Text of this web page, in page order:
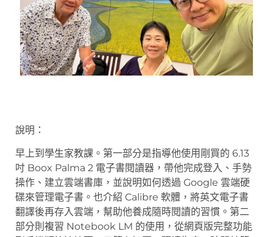
說明：
早上到學生家教課。第一部分是指導他使用剛買的 6.13
吋 Boox Palma 2 電子書閱讀器，帶他完成登入、手勢
操作、建立雲端書庫，並說明如何透過 Google 雲端硬
碟來管理電子書。也介紹 Calibre 軟體，將英文電子書
翻譯後再存入雲端，幫助他養成隨時閱讀的習慣。第二
部分則複習 Notebook LM 的使用，從網頁版完整功能